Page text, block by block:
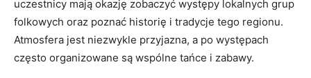
uczestnicy⁣ mają okazję zobaczyć występy lokalnych grup
folkowych⁤ oraz poznać historię i tradycje tego regionu.⁤
Atmosfera jest niezwykle przyjazna, a po występach
często organizowane są​ wspólne tańce⁢ i zabawy.